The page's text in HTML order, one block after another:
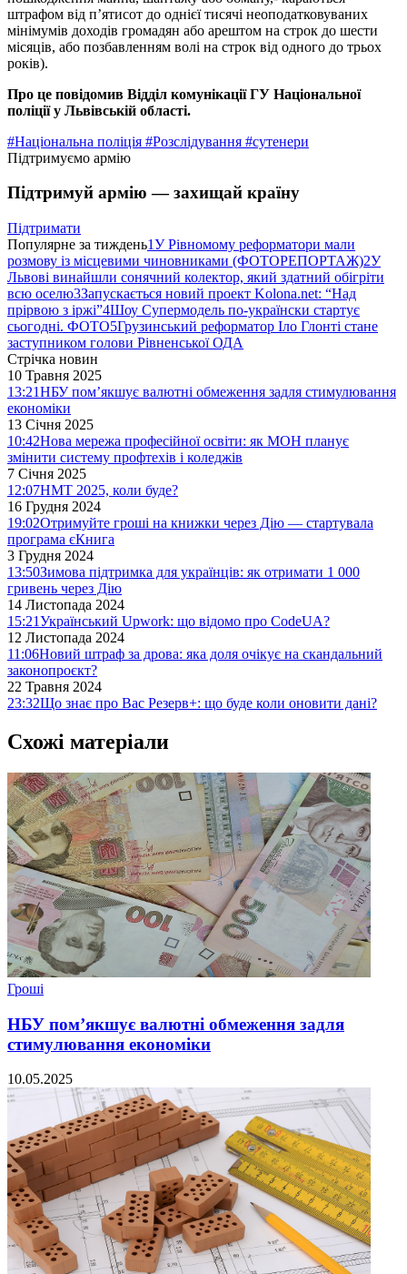
штрафом від п’ятисот до однієї тисячі неоподатковуваних
мінімумів доходів громадян або арештом на строк до шести
місяців, або позбавленням волі на строк від одного до трьох
років).
Про це повідомив Відділ комунікації ГУ Національної
поліції у Львівській області.
#Національна поліція #Розслідування #сутенери
Підтримуємо армію
Підтримуй армію — захищай країну
Підтримати
Популярне за тиждень1У Рівномому реформатори мали
розмову із місцевими чиновниками (ФОТОРЕПОРТАЖ)2У
Львові винайшли сонячний колектор, який здатний обігріти
всю оселю3Запускається новий проект Kolona.net: “Над
прірвою з іржі”4Шоу Супермодель по-українски стартує
сьогодні. ФОТО5Грузинський реформатор Іло Глонті стане
заступником голови Рівненської ОДА
Стрічка новин
10 Травня 2025
13:21НБУ пом’якшує валютні обмеження задля стимулювання
економіки
13 Січня 2025
10:42Нова мережа професійної освіти: як МОН планує
змінити систему профтехів і коледжів
7 Січня 2025
12:07НМТ 2025, коли буде?
16 Грудня 2024
19:02Отримуйте гроші на книжки через Дію — стартувала
програма єКнига
3 Грудня 2024
13:50Зимова підтримка для українців: як отримати 1 000
гривень через Дію
14 Листопада 2024
15:21Український Upwork: що відомо про CodeUA?
12 Листопада 2024
11:06Новий штраф за дрова: яка доля очікує на скандальний
законопроєкт?
22 Травня 2024
23:32Що знає про Вас Резерв+: що буде коли оновити дані?
Схожі матеріали
Гроші
НБУ пом’якшує валютні обмеження задля
стимулювання економіки
10.05.2025